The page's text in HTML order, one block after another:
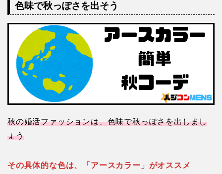
色味で秋っぽさを出そう
秋の婚活ファッションは、色味で秋っぽさを出しまし
ょう
その具体的な色は、「アースカラー」がオススメ